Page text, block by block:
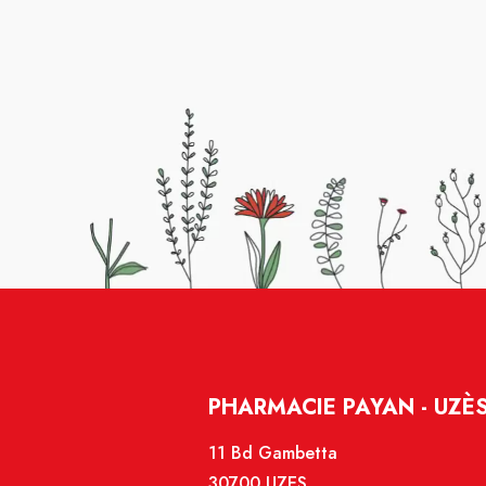
PHARMACIE PAYAN -
11 Bd Gambetta